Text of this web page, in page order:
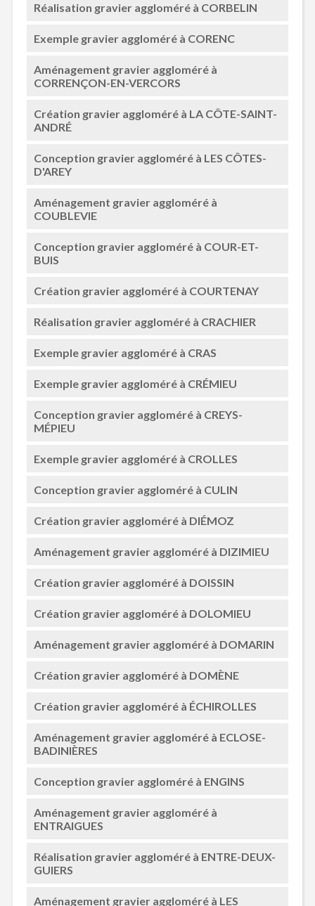
Réalisation gravier aggloméré à CORBELIN
Exemple gravier aggloméré à CORENC
Aménagement gravier aggloméré à
CORRENÇON-EN-VERCORS
Création gravier aggloméré à LA CÔTE-SAINT-
ANDRÉ
Conception gravier aggloméré à LES CÔTES-
D'AREY
Aménagement gravier aggloméré à
COUBLEVIE
Conception gravier aggloméré à COUR-ET-
BUIS
Création gravier aggloméré à COURTENAY
Réalisation gravier aggloméré à CRACHIER
Exemple gravier aggloméré à CRAS
Exemple gravier aggloméré à CRÉMIEU
Conception gravier aggloméré à CREYS-
MÉPIEU
Exemple gravier aggloméré à CROLLES
Conception gravier aggloméré à CULIN
Création gravier aggloméré à DIÉMOZ
Aménagement gravier aggloméré à DIZIMIEU
Création gravier aggloméré à DOISSIN
Création gravier aggloméré à DOLOMIEU
Aménagement gravier aggloméré à DOMARIN
Création gravier aggloméré à DOMÈNE
Création gravier aggloméré à ÉCHIROLLES
Aménagement gravier aggloméré à ECLOSE-
BADINIÈRES
Conception gravier aggloméré à ENGINS
Aménagement gravier aggloméré à
ENTRAIGUES
Réalisation gravier aggloméré à ENTRE-DEUX-
GUIERS
Aménagement gravier aggloméré à LES